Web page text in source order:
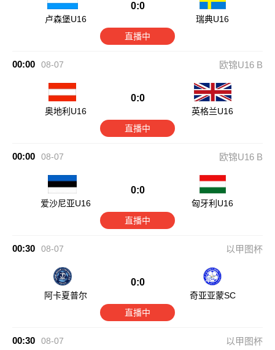
卢森堡U16
0:0
瑞典U16
直播中
00:00 08-07 欧锦U16 B
奥地利U16
0:0
英格兰U16
直播中
00:00 08-07 欧锦U16 B
爱沙尼亚U16
0:0
匈牙利U16
直播中
00:30 08-07 以甲图杯
阿卡夏普尔
0:0
奇亚亚蒙SC
直播中
00:30 08-07 以甲图杯